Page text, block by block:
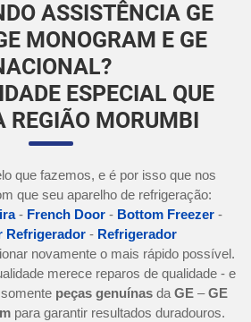
ASSISTÊNCIA GE
MONOGRAM E GE
ESPECIAL QUE
REGIÃO MORUMBI
que fazemos, e é por isso que nos
que seu aparelho de refrigeração:
- French Door - Bottom Freezer -
Refrigerador - Refrigerador
novamente o mais rápido possível.
merece reparos de qualidade - e
peças genuínas da GE –GE
para garantir resultados duradouros.